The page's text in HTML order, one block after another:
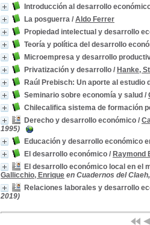
Introducción al desarrollo
La posguerra / Aldo Ferrer
Propiedad intelectual y desarrollo
Teoría y política del desarrollo
Microempresa y desarrollo
Privatización y desarrollo / Hanke,
Raúl Prebisch: Un aporte al estudio
Seminario sobre economía y salud /
Chilecalifica sistema de formación
Derecho y desarrollo económico /
1995)
Educación y desarrollo económico
El desarrollo económico / Raymond
El desarrollo económico local en el
Gallicchio, Enrique en Cuadernos del
Relaciones laborales y desarrollo
2019)